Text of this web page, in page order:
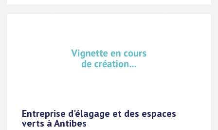
Entreprise d'élagage et des espaces
verts à Antibes